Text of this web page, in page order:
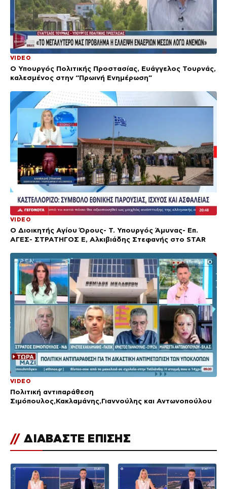
VIDEO
Ο Υπουργός Πολιτικής Προστασίας, Ευάγγελος Τουρνάς,
καλεσμένος στην “Πρωινή Ενημέρωση”
VIDEO
Ο Διοικητής Αγίου Όρους- Τ. Υπουργός Άμυνας- Επ.
ΑΓΕΣ- ΣΤΡΑΤΗΓΟΣ Ε, Αλκιβιάδης Στεφανής στο STAR
VIDEO
Πολιτική αντιπαράθεση
Σιμόπουλος,Κακλαμάνης,Γιαννούλης και Αντωνοπούλου
// ΔΙΑΒΑΣΤΕ ΕΠΙΣΗΣ